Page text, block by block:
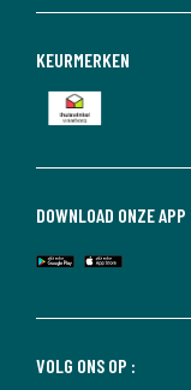
VOLG ONS OP :
DOWNLOAD ONZE APP
KEURMERKEN